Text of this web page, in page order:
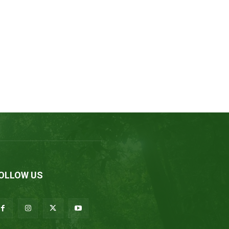
US